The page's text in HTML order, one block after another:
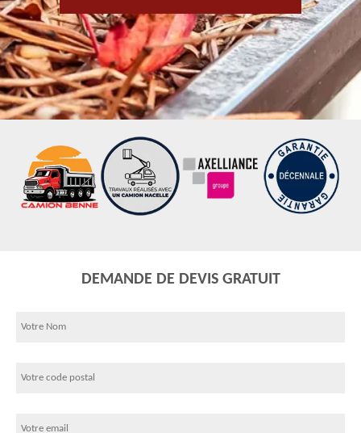
DEMANDE DE DEVIS GRATUIT